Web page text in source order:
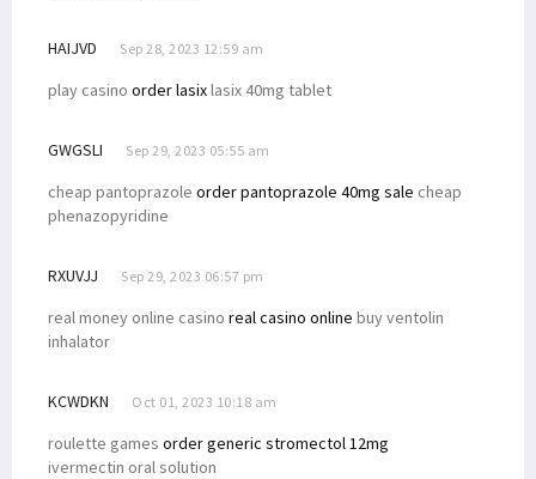
HAIJVD Sep 28, 2023 12:59 am
play casino order lasixlasix 40mg tablet
GWGSLI Sep 29, 2023 05:55 am
cheap pantoprazole order pantoprazole 40mg sale cheap
phenazopyridine
RXUVJJ Sep 29, 2023 06:57 pm
real money online casino real casino online buy ventolin
inhalator
KCWDKN Oct 01, 2023 10:18 am
roulette games order generic stromectol 12mg
ivermectin oral solution